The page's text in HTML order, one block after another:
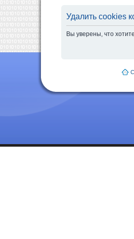
Удалить cookies
Вы уверены, что